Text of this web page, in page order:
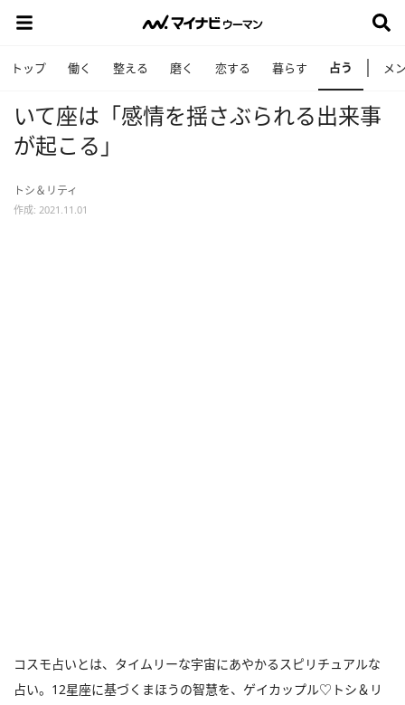
トップ 働く 整える 磨く 恋する 暮らす 占う メ
いて座は「感情を揺さぶられる出来事
が起こる」
トシ＆リティ
作成: 2021.11.01
コスモ占いとは、タイムリーな宇宙にあやかるスピリチュアルな
占い。12星座に基づくまほうの智慧を、ゲイカップル♡トシ＆リ